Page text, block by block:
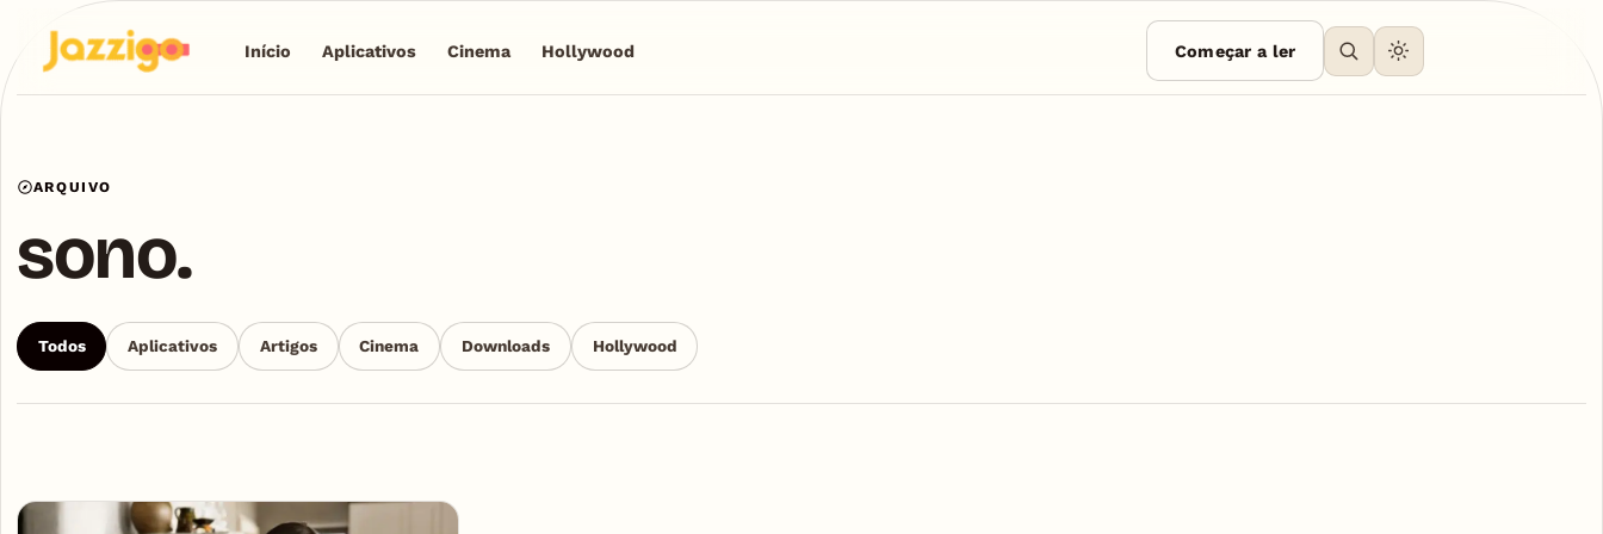
Início Aplicativos Cinema Hollywood Começar a ler
ARQUIVO
sono.
Todos Aplicativos Artigos Cinema Downloads Hollywood